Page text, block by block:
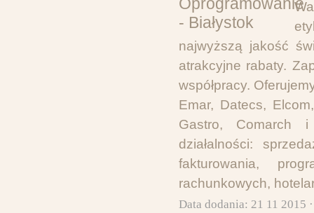
najwyższą jakość
atrakcyjne rabaty.
współpracy.
Emar, Datecs,
Gastro, Comarch i
działalności:
fakturowania,
rachunkowych,
Data dodania: 21 11 2015